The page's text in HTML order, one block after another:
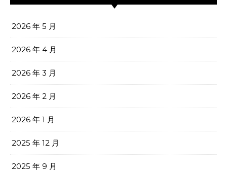
2026 年 5 月
2026 年 4 月
2026 年 3 月
2026 年 2 月
2026 年 1 月
2025 年 12 月
2025 年 9 月